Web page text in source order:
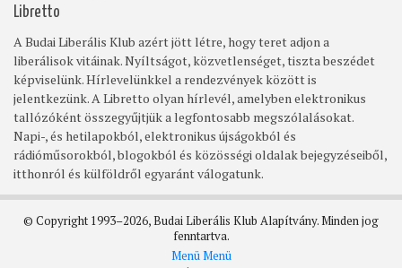
Libretto
A Budai Liberális Klub azért jött létre, hogy teret adjon a
liberálisok vitáinak. Nyíltságot, közvetlenséget, tiszta beszédet
képviselünk. Hírlevelünkkel a rendezvények között is
jelentkezünk. A Libretto olyan hírlevél, amelyben elektronikus
tallózóként összegyűjtjük a legfontosabb megszólalásokat.
Napi-, és hetilapokból, elektronikus újságokból és
rádióműsorokból, blogokból és közösségi oldalak bejegyzéseiből,
itthonról és külföldről egyaránt válogatunk.
© Copyright 1993–2026, Budai Liberális Klub Alapítvány. Minden jog
fenntartva.
Menü Menü